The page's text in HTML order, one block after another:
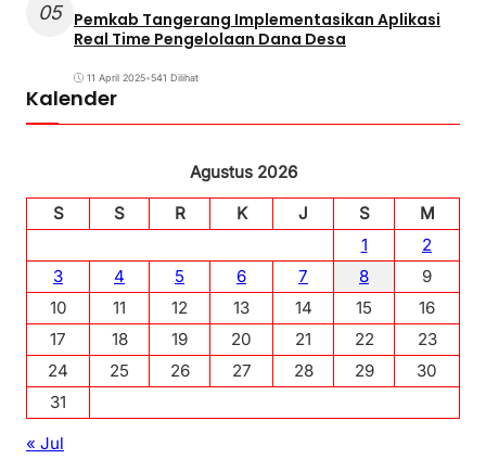
05 Pemkab Tangerang Implementasikan Aplikasi
Real Time Pengelolaan Dana Desa
11 April 2025•541 Dilihat
Kalender
Agustus 2026
S
S R K J S
M
1
2
3
4 5 6 7 8
9
10
11 12 13 14 15
16
17
18 19 20 21 22
23
24
25 26 27 28 29
30
31
« Jul